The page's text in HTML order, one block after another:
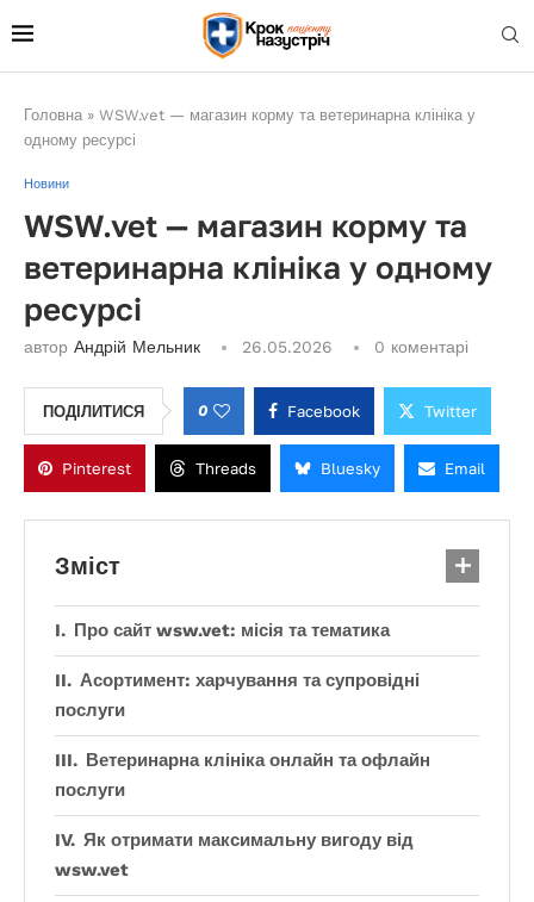
Головна » WSW.vet — магазин корму та ветеринарна клініка у
одному ресурсі
Новини
WSW.vet — магазин корму та
ветеринарна клініка у одному
ресурсі
автор Андрій Мельник 26.05.2026 0 коментарі
ПОДІЛИТИСЯ 0 Facebook Twitter
Pinterest Threads Bluesky Email
Зміст
Про сайт wsw.vet: місія та тематика
Асортимент: харчування та супровідні
послуги
Ветеринарна клініка онлайн та офлайн
послуги
Як отримати максимальну вигоду від
wsw.vet